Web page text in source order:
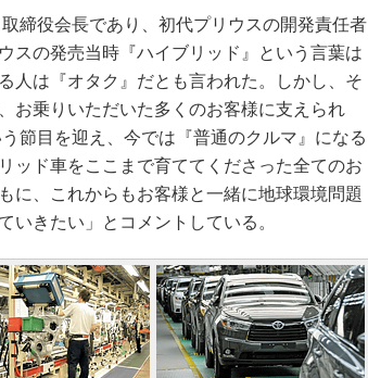
締役会長であり、初代プリウスの開発責任者
スの発売当時『ハイブリッド』という言葉は
人は『オタク』だとも言われた。しかし、そ
お乗りいただいた多くのお客様に支えられ
節目を迎え、今では『普通のクルマ』になる
ッド車をここまで育ててくださった全てのお
に、これからもお客様と一緒に地球環境問題
いきたい」とコメントしている。